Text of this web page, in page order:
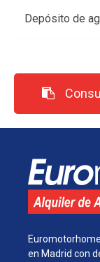
Depósito de
en Madrid con